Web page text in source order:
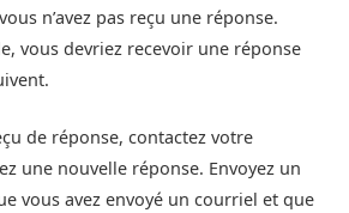
n’avez pas reçu une réponse.
vous devriez recevoir une réponse
de réponse, contactez votre
une nouvelle réponse. Envoyez un
vous avez envoyé un courriel et que